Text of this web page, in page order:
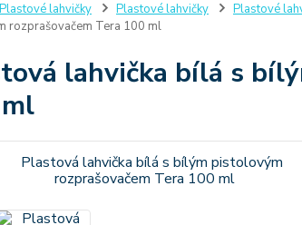
Plastové lahvičky Plastové lahvičky Plastové
rozprašovačem Tera 100 ml
lahvička bílá s